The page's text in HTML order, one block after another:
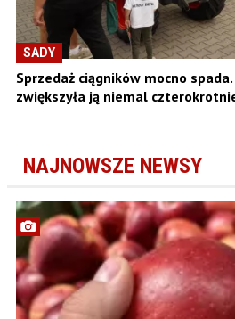
SADY
Sprzedaż ciągników mocno
zwiększyła ją niemal
NAJNOWSZE NEWSY